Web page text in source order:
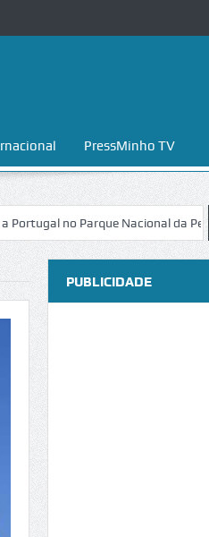
PressMinho TV
Parque Nacional da Peneda-Gerês
PUBLICIDADE